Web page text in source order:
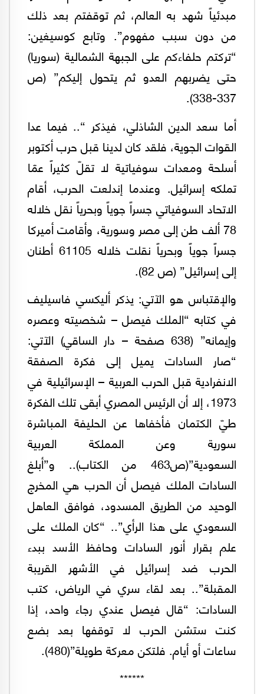
مبدئياً شهد به العالم، ثم توقفتم بعد ذلك
من دون سبب مفهوم”. وتابع كوسيغين:
“تركتم حلفاءكم على الجبهة الشمالية (سوريا)
حتى يضربهم العدو ثم يتحول إليكم” (ص
337-338).
أما سعد الدين الشاذلي، فيذكر “.. فيما عدا
القوات الجوية، فلقد كان لدينا قبل حرب أكتوبر
أسلحة ومعدات سوفياتية لا تقلّ كثيراً عمّا
تملكه إسرائيل. وعندما إندلعت الحرب، أقام
الاتحاد السوفياتي جسراً جوياً وبحرياً نقل خلاله
78 ألف طن إلى مصر وسورية، وأقامت أميركا
جسراً جوياً وبحرياً نقلت خلاله 61105 أطنان
إلى إسرائيل” (ص 82).
والإقتباس هو الآتي: يذكر أليكسي فاسيليف
في كتابه “الملك فيصل – شخصيته وعصره
وإيمانه” (638 صفحة – دار الساقي) الآتي:
“صار السادات يميل إلى فكرة الصفقة
الانفرادية قبل الحرب العربية – الإسرائيلية في
1973، إلا أن الرئيس المصري أبقى تلك الفكرة
طيّ الكتمان فأخفاها عن الحليفة المباشرة
سورية وعن المملكة العربية
السعودية”(ص463 من الكتاب).. و”أبلغ
السادات الملك فيصل أن الحرب هي المخرج
الوحيد من الطريق المسدود، فوافق العاهل
السعودي على هذا الرأي”.. “كان الملك على
علم بقرار أنور السادات وحافظ الأسد ببدء
الحرب ضد إسرائيل في الأشهر القريبة
المقبلة”.. بعد لقاء سري في الرياض، كتب
السادات: “قال فيصل عندي رجاء واحد، إذا
كنت ستشن الحرب لا توقفها بعد بضع
ساعات أو أيام. فلتكن معركة طويلة”(480).
******